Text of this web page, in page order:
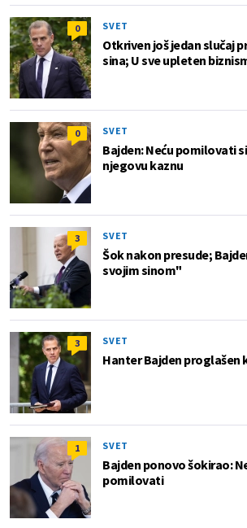
0 SVET
Otkriven još jedan slučaj
sina; U sve upleten
0 SVET
Bajden: Neću pomilovati
njegovu kaznu
3 SVET
Šok nakon presude;
svojim sinom"
3 SVET
Hanter Bajden proglašen
1 SVET
Bajden ponovo šokirao:
pomilovati